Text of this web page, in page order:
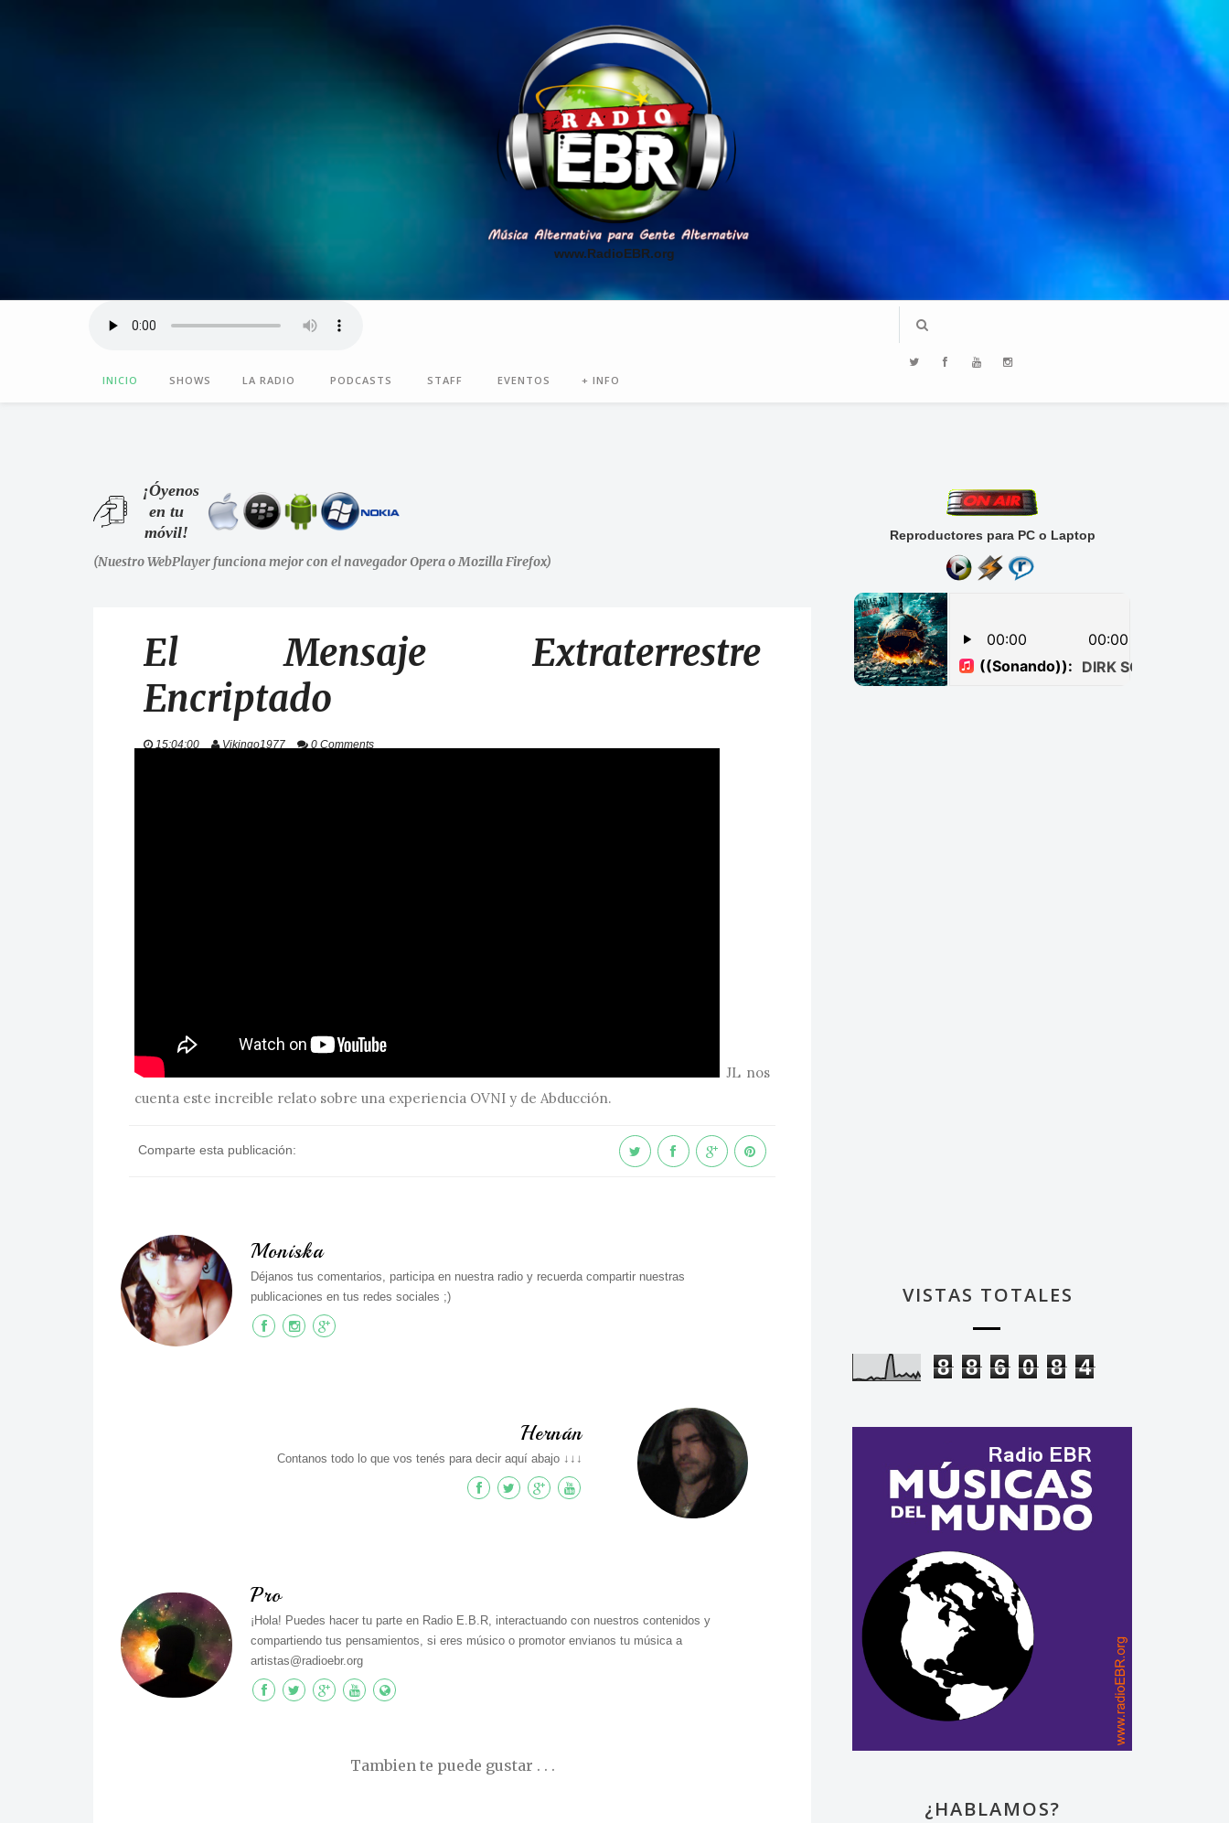
www.RadioEBR.org
INICIO SHOWS LA RADIO PODCASTS STAFF EVENTOS + INFO
¡Óyenos
en tu
móvil!
(Nuestro WebPlayer funciona mejor con el navegador Opera o Mozilla Firefox)
El Mensaje Extraterrestre
Encriptado
15:04:00 Vikingo1977 0 Comments
JL nos
cuenta este increible relato sobre una experiencia OVNI y de Abducción.
Comparte esta publicación:
Moniska
Déjanos tus comentarios, participa en nuestra radio y recuerda compartir nuestras
publicaciones en tus redes sociales ;)
Hernán
Contanos todo lo que vos tenés para decir aquí abajo ↓↓↓
Pro
¡Hola! Puedes hacer tu parte en Radio E.B.R, interactuando con nuestros contenidos y
compartiendo tus pensamientos, si eres músico o promotor envianos tu música a
artistas@radioebr.org
Tambien te puede gustar . . .
Reproductores para PC o Laptop
VISTAS TOTALES
8 8 6 0 8 4
¿HABLAMOS?